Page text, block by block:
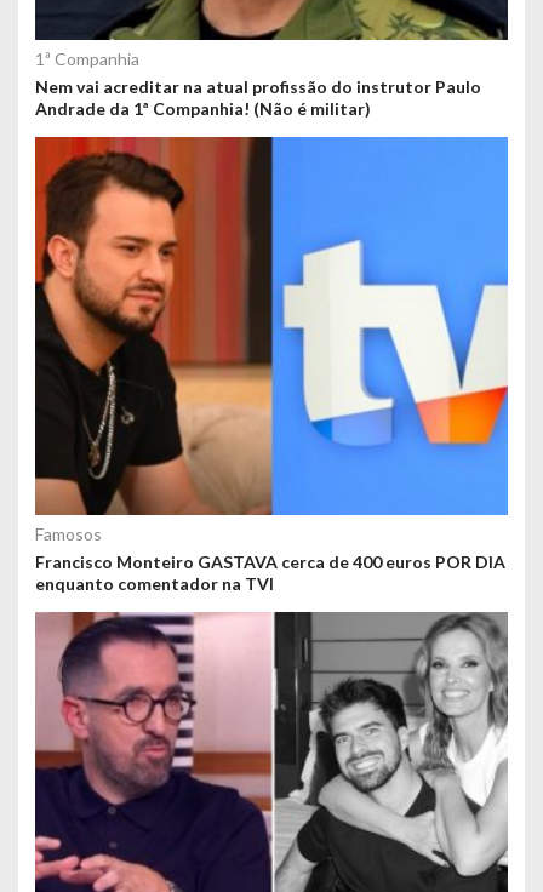
1ª Companhia
Nem vai acreditar na atual profissão do instrutor Paulo
Andrade da 1ª Companhia! (Não é militar)
Famosos
Francisco Monteiro GASTAVA cerca de 400 euros POR DIA
enquanto comentador na TVI